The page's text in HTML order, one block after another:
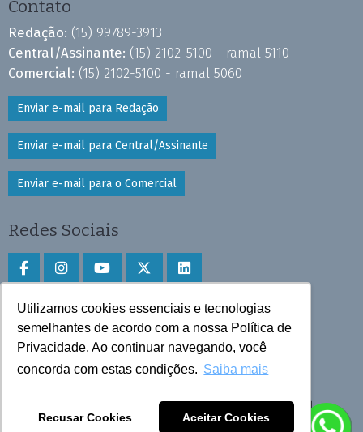
Utilizamos cookies essenciais e tecnologias
semelhantes de acordo com a nossa Política de
Privacidade. Ao continuar navegando, você
concorda com estas condições. Saiba mais
Recusar Cookies Aceitar Cookies
Contato
Redação: (15) 99789-3913
Central/Assinante: (15) 2102-5100 - ramal 5110
Comercial: (15) 2102-5100 - ramal 5060
Enviar e-mail para Redação
Enviar e-mail para Central/Assinante
Enviar e-mail para o Comercial
Redes Sociais
Faça download do aplicativo
Play Store e App Store
Todos os direitos reservados © 2025 Cruzeiro do Sul